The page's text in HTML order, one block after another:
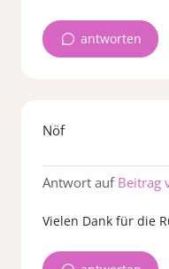
antworten
Nöf
Antwort auf Beitrag
Vielen Dank für die